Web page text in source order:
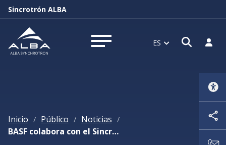
Sincrotrón ALBA
Abrir menú ES Abrir
Inicio / Público / Noticias /
BASF colabora con el Sincrotrón ALBA para optimizar la producción de baterías para coches eléctricos